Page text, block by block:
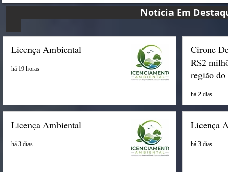
Notícia Em
Licença Ambiental
há 19 horas
Cirone
R$2
região do
há 2 dias
Licença Ambiental
há 3 dias
Licença
há 3 dias